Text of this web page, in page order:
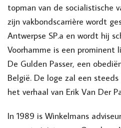
topman van de socialistische
zijn vakbondscarrière wordt
Antwerpse SP.a en wordt hij
Voorhamme is een prominent
De Gulden Passer, een
België. De loge zal een
het verhaal van Erik Van Der
In 1989 is Winkelmans